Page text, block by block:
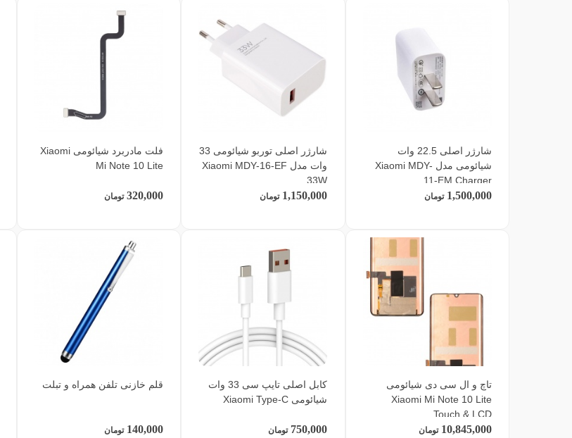
شارژر اصلی 22.5 وات
شیائومی مدل Xiaomi MDY-
11-EM Charger
1,500,000 تومان
شارژر اصلی توربو شیائومی 33
وات مدل Xiaomi MDY-16-EF
33W
1,150,000 تومان
فلت مادربرد شیائومی Xiaomi
Mi Note 10 Lite
320,000 تومان
تاچ و ال سی دی شیائومی
Xiaomi Mi Note 10 Lite
Touch & LCD
10,845,000 تومان
کابل اصلی تایپ سی 33 وات
شیائومی Xiaomi Type-C
750,000 تومان
قلم خازنی تلفن همراه و تبلت
140,000 تومان